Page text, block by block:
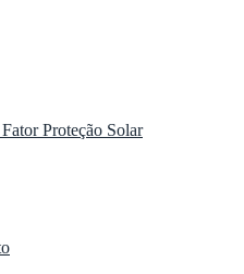
Proteção Solar